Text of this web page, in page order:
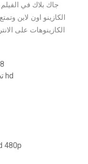
جاك بلاك في
الكازينو اون لاين
الكازينوهات على
تحميل فيلم جحيم في الهند كامل يوتيوب hd
480p